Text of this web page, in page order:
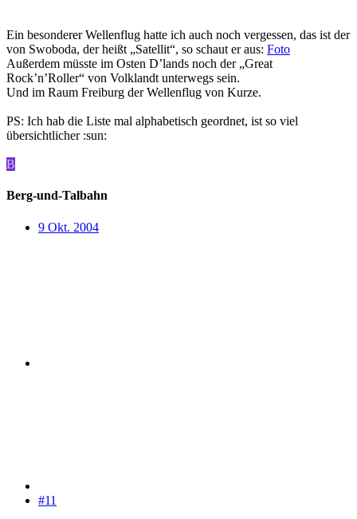
Ein besonderer Wellenflug hatte ich auch noch vergessen, das ist der
von Swoboda, der heißt „Satellit“, so schaut er aus: Foto
Außerdem müsste im Osten D’lands noch der „Great
Rock’n’Roller“ von Volklandt unterwegs sein.
Und im Raum Freiburg der Wellenflug von Kurze.
PS: Ich hab die Liste mal alphabetisch geordnet, ist so viel
übersichtlicher :sun:
B
Berg-und-Talbahn
9 Okt. 2004
#11